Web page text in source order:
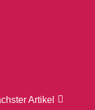
Artikel